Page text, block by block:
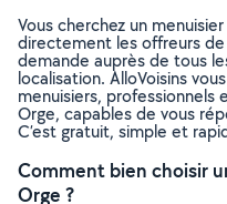
Vous cherchez un
directement les offreurs
demande auprès de tous
localisation. AlloVoisins
menuisiers, professionnels
Orge, capables de vous
C’est gratuit, simple et
Comment bien choisir
Orge ?